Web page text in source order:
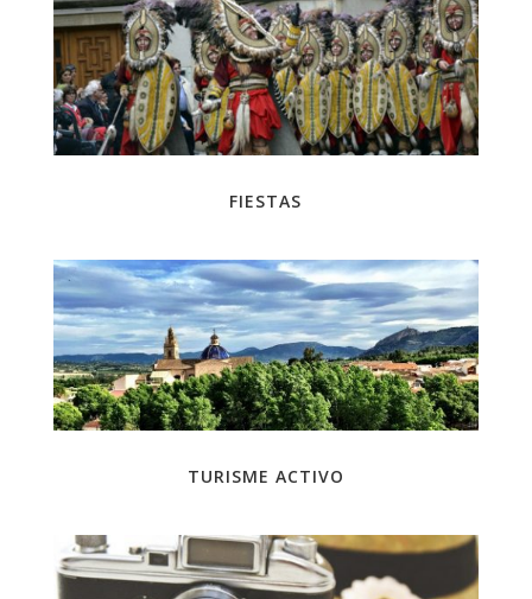
FIESTAS
TURISME ACTIVO